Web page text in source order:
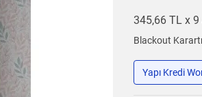
345,66 TL x 9
Blackout
Yapı Kredi